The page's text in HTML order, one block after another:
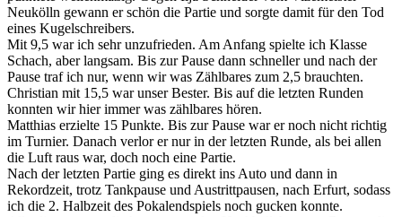
Neukölln gewann er schön die Partie und sorgte damit für den Tod
eines Kugelschreibers.
Mit 9,5 war ich sehr unzufrieden. Am Anfang spielte ich Klasse
Schach, aber langsam. Bis zur Pause dann schneller und nach der
Pause traf ich nur, wenn wir was Zählbares zum 2,5 brauchten.
Christian mit 15,5 war unser Bester. Bis auf die letzten Runden
konnten wir hier immer was zählbares hören.
Matthias erzielte 15 Punkte. Bis zur Pause war er noch nicht richtig
im Turnier. Danach verlor er nur in der letzten Runde, als bei allen
die Luft raus war, doch noch eine Partie.
Nach der letzten Partie ging es direkt ins Auto und dann in
Rekordzeit, trotz Tankpause und Austrittpausen, nach Erfurt, sodass
ich die 2. Halbzeit des Pokalendspiels noch gucken konnte.